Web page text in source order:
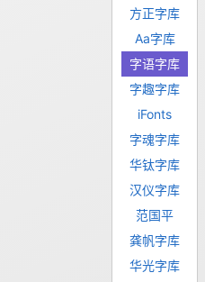
方正字库
Aa字库
字语字库
字趣字库
iFonts
字魂字库
华钛字库
汉仪字库
范国平
龚帆字库
华光字库